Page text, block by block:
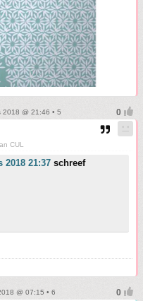
@ 21:46 • 5
CUL
2018 21:37 schreef
@ 07:15 • 6